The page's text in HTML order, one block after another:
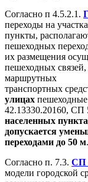
Согласно п 4.5.2.1.
переходы на
пункты,
пешеходных
их размещения
пешеходных
маршрутных
транспортных
улицах
42.13330.20160, СП
населенных
допускается
переходами до 50 м.
Согласно п. 7.3. СП
модели городской